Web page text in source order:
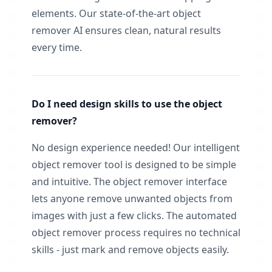
elements. Our state-of-the-art object
remover AI ensures clean, natural results
every time.
Do I need design skills to use the object
remover?
No design experience needed! Our intelligent
object remover tool is designed to be simple
and intuitive. The object remover interface
lets anyone remove unwanted objects from
images with just a few clicks. The automated
object remover process requires no technical
skills - just mark and remove objects easily.